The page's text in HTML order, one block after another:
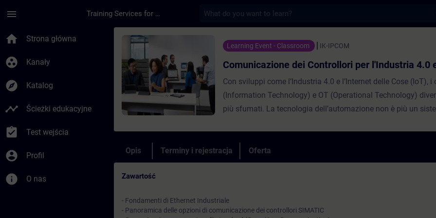
menu Training Services for Digital Industries
home Strona główna
group_work Kanały
explore Katalog
timeline Ścieżki edukacyjne
assignment_turned_in Test wejścia
account_circle Profil
info O nas
Kurs - Comunicazione dei Controllori per l'Industria 4.0 e IoT
Learning Event - Classroom IK-IPCOM
Comunicazione dei Controllori per l'Industria 4.0
Con sviluppi come l’Industria 4.0 e l’Internet delle Cose (IoT),
(Information Technology) e OT (Operational Technology)
più sfumati. La tecnologia dell’automazione non è più un
panoramica degli standard di comunicazione attuali, ti
diverse opzioni per collegare i controllori SIMATIC ai livelli
Opis Terminy i rejestracja Oferta
Zawartość
- Fondamenti di Ethernet Industriale
- Panoramica delle opzioni di comunicazione dei controllori SIMATIC